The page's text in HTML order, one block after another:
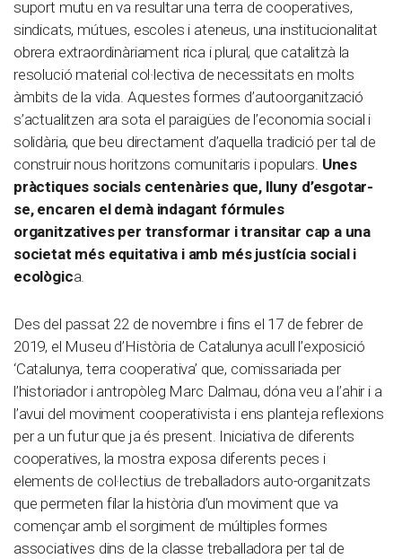
suport mutu en va resultar una terra de cooperatives,
sindicats, mútues, escoles i ateneus, una institucionalitat
obrera extraordinàriament rica i plural, que catalitzà la
resolució material col·lectiva de necessitats en molts
àmbits de la vida. Aquestes formes d’autoorganització
s’actualitzen ara sota el paraigües de l’economia social i
solidària, que beu directament d’aquella tradició per tal de
construir nous horitzons comunitaris i populars. Unes
pràctiques socials centenàries que, lluny d’esgotar-
se, encaren el demà indagant fórmules
organitzatives per transformar i transitar cap a una
societat més equitativa i amb més justícia social i
ecològica.
Des del passat 22 de novembre i fins el 17 de febrer de
2019, el Museu d’Història de Catalunya acull l’exposició
‘Catalunya, terra cooperativa’ que, comissariada per
l’historiador i antropòleg Marc Dalmau, dóna veu a l’ahir i a
l’avui del moviment cooperativista i ens planteja reflexions
per a un futur que ja és present. Iniciativa de diferents
cooperatives, la mostra exposa diferents peces i
elements de col·lectius de treballadors auto-organitzats
que permeten filar la història d’un moviment que va
començar amb el sorgiment de múltiples formes
associatives dins de la classe treballadora per tal de